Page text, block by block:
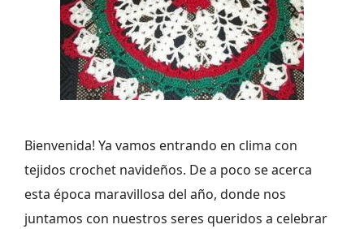
Bienvenida! Ya vamos entrando en clima con
tejidos crochet navideños. De a poco se acerca
esta época maravillosa del año, donde nos
juntamos con nuestros seres queridos a celebrar